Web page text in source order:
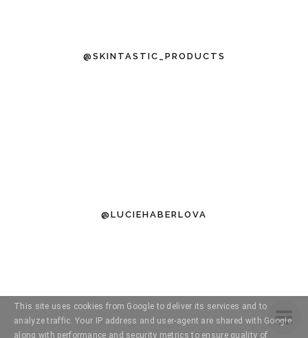
@SKINTASTIC_PRODUCTS
@LUCIEHABERLOVA
This site uses cookies from Google to deliver its services and to
analyze traffic. Your IP address and user-agent are shared with Google
along with performance and security metrics to ensure quality of